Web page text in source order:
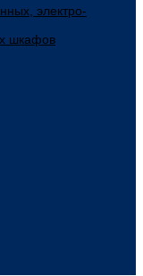
электро-
шкафов